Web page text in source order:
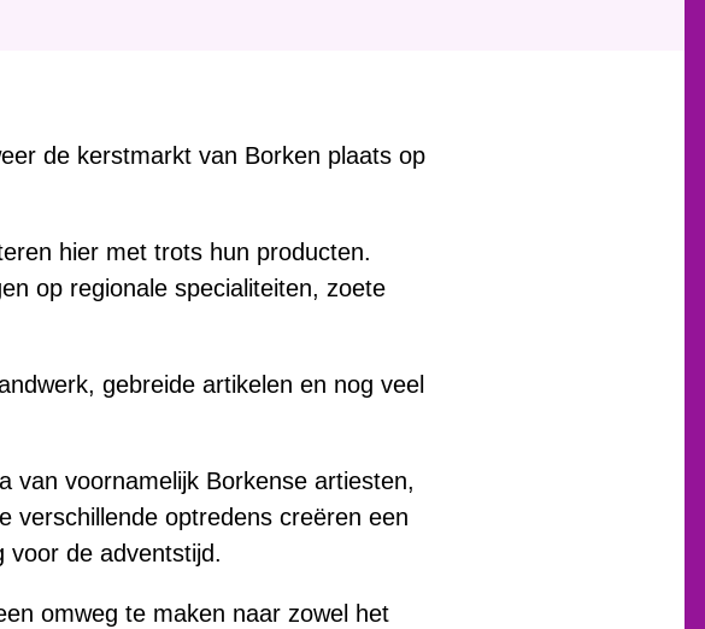
de kerstmarkt van Borken plaats op
hier met trots hun producten.
op regionale specialiteiten, zoete
gebreide artikelen en nog veel
van voornamelijk Borkense artiesten,
verschillende optredens creëren een
voor de adventstijd.
omweg te maken naar zowel het